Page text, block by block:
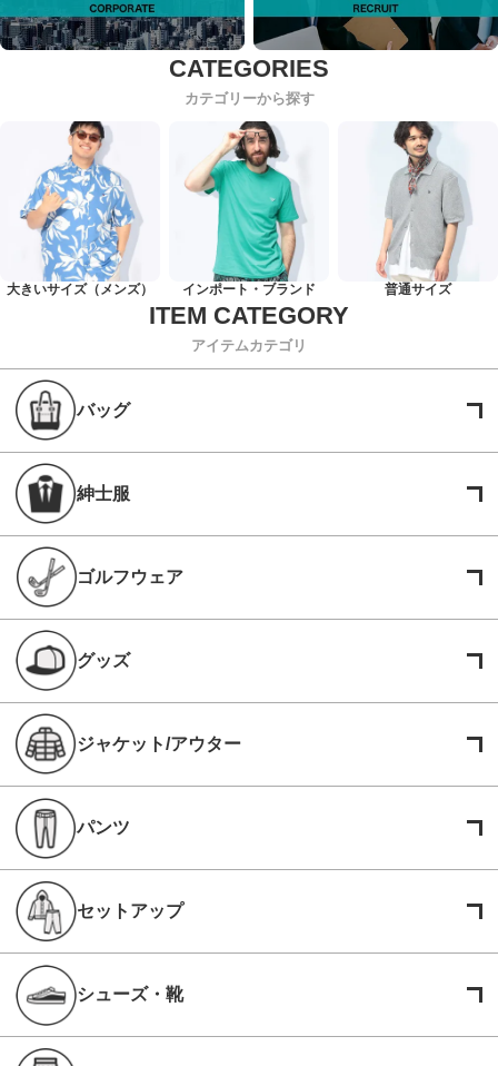
カテゴリーから探す
大きいサイズ（メンズ） インポート・ブランド 普通サイズ
アイテムカテゴリ
バッグ
紳士服
ゴルフウェア
グッズ
ジャケット/アウター
パンツ
セットアップ
シューズ・靴